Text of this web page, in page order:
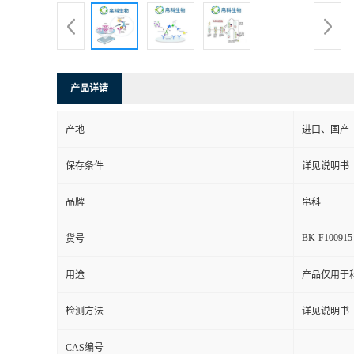
产品详请
产地 进口、国产
保存条件 详见说明书
品牌 帛科
货号 BK-F100915
用途 产品仅用于
检测方法 详见说明书
CAS编号